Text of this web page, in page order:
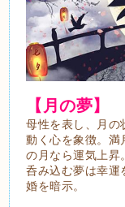
【月の夢】
母性を表し、月の
動く心を象徴。満
の月なら運気上昇
呑み込む夢は幸運
婚を暗示。